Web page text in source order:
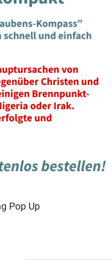
Pop Up